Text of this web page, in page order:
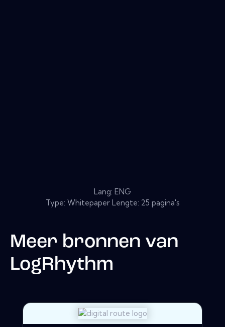
Lang: ENG
Type: Whitepaper Lengte: 25 pagina's
Meer bronnen van
LogRhythm